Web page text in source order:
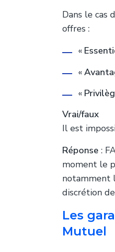
Dans le cas
offres :
«
«
«
Vrai/faux
Il est
Réponse :
moment le
notamment
discrétion
Les
Mutuel